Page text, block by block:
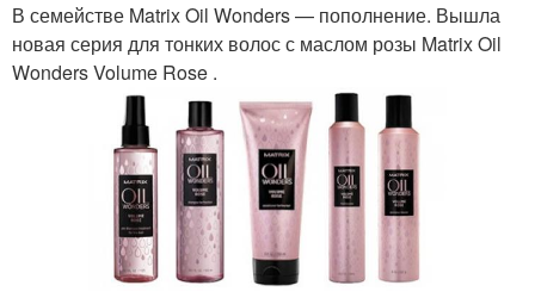
В семействе Matrix Oil Wonders — пополнение. Вышла
новая серия для тонких волос с маслом розы Matrix Oil
Wonders Volume Rose .